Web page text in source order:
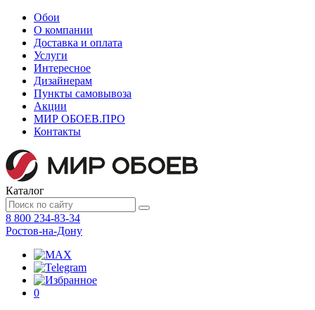
Обои
О компании
Доставка и оплата
Услуги
Интересное
Дизайнерам
Пункты самовывоза
Акции
МИР ОБОЕВ.ПРО
Контакты
Каталог
8 800 234-83-34
Ростов-на-Дону
0